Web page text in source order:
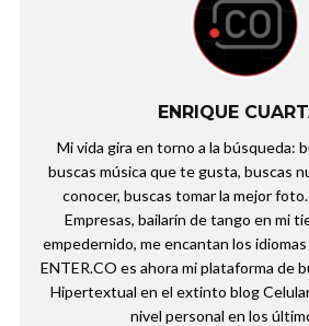
ENRIQUE
Mi vida gira en torno a la búsqueda:
buscas música que te gusta, buscas
conocer, buscas tomar la mejor
Empresas, bailarín de tango en mi
empedernido, me encantan los
ENTER.CO es ahora mi plataforma de
Hipertextual en el extinto blog
nivel personal en los